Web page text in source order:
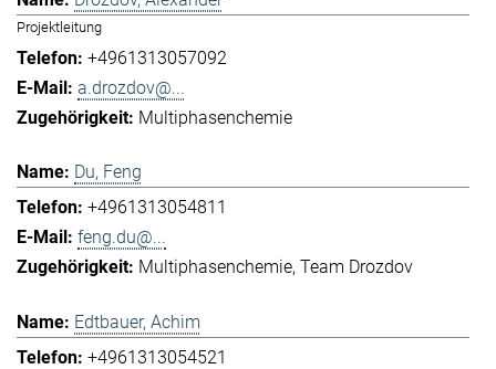
Projektleitung
+4961313057092
a.drozdov@...
Multiphasenchemie
Du, Feng
+4961313054811
feng.du@...
Multiphasenchemie Team Drozdov
Edtbauer, Achim
+4961313054521